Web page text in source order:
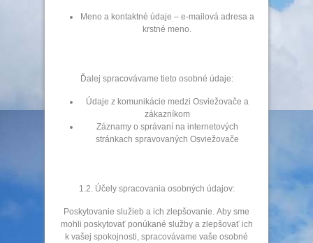
Meno a kontaktné údaje – e-mailová adresa a
krstné meno.
Ďalej spracovávame tieto osobné údaje:
Údaje z komunikácie medzi Osviežovače a
zákazníkom
Záznamy o správaní na internetových
stránkach spravovaných Osviežovače
1.2. Účely spracovania osobných údajov:
Poskytovanie služieb a ich zlepšovanie. Aby sme
mohli poskytovať ponúkané služby a zlepšovať ich
k vašej spokojnosti, spracovávame vaše osobné